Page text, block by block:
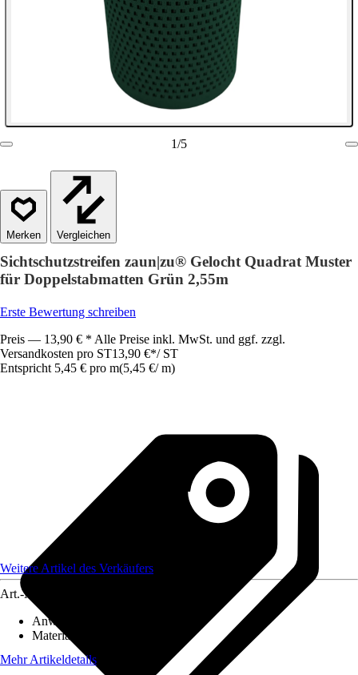
1/5
Vergleichen
Sichtschutzstreifen zaun|zu® Gelocht Quadrat Muster
für Doppelstabmatten Grün 2,55m
Erste Bewertung schreiben
Preis — 13,90 € * Alle Preise inkl. MwSt. und ggf. zzgl.
Versandkosten pro ST13,90 €*/ ST
Entspricht 5,45 € pro m(5,45 €/ m)
Weitere Artikel des Verkäufers
Art.-Nr.
Anwendungsbereich
Material
Mehr Artikeldetails